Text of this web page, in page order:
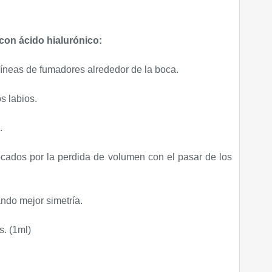
ácido hialurónico:
de fumadores alrededor de la boca.
labios.
por la perdida de volumen con el pasar de los
mejor simetría.
(1ml)